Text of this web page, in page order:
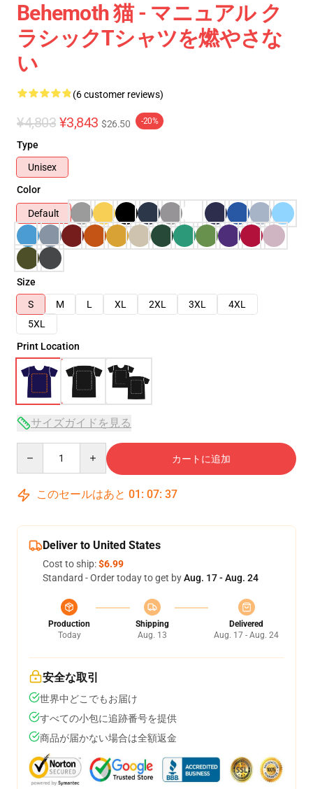
Behemoth 猫 - マニュアル ク
ラシックTシャツを燃やさな
い
(6 customer reviews)
¥4,803 ¥3,843 $26.50 -20%
Type
Unisex
Color
Default
Size
S
M L XL 2XL 3XL
4XL
5XL
Print Location
サイズガイドを見る
カートに追加
このセールはあと 01 : 07: 37
Deliver to United States
Cost to ship:$6.99
Standard - Order today to get byAug. 17 - Aug. 24
Production
Today
Shipping
Aug. 13
Delivered
Aug. 17 - Aug. 24
安全な取引
世界中どこでもお届け
すべての小包に追跡番号を提供
商品が届かない場合は全額返金